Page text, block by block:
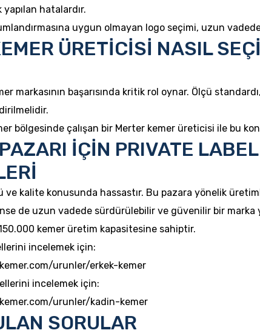
yapılan hatalardır.
uygun olmayan logo seçimi, uzun
ÜRETİCİSİ NASIL
markasının başarısında kritik rol oynar. Ölçü
bölgesinde çalışan bir Merter kemer üreticisi ile bu
İÇİN PRIVATE
ve kalite konusunda hassastır. Bu pazara yönelik
de uzun vadede sürdürülebilir ve güvenilir bir marka
kemer üretim kapasitesine sahiptir.
incelemek için:
urunler/erkek-kemer
incelemek için:
urunler/kadin-kemer
SORULAR